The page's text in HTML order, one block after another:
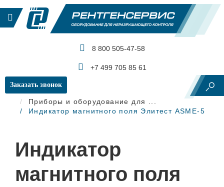
8 800 505-47-58
+7 499 705 85 61
Заказать звонок
Главная
Магнитопорошковый контроль
Приборы и оборудование для ...
Индикатор магнитного поля Элитест ASME-5
Индикатор
магнитного поля